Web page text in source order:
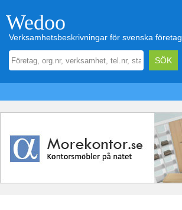
Wedoo
Verksamhetsbeskrivningar för svenska företag